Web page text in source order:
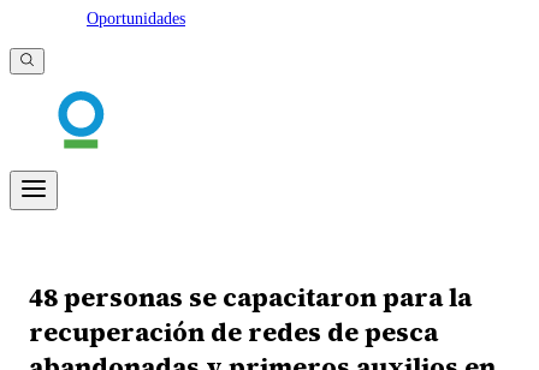
Oportunidades
48 personas se capacitaron para la
recuperación de redes de pesca